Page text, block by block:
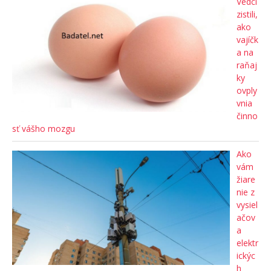
zistili,
ako
vajíčk
a na
raňaj
ky
ovply
vnia
činno
sť vášho mozgu
Ako
vám
žiare
nie z
vysiel
ačov
a
elektr
ickýc
h